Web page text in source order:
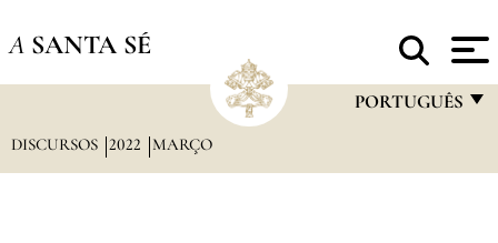
A SANTA SÉ
PORTUGUÊS
DISCURSOS 2022 MARÇO